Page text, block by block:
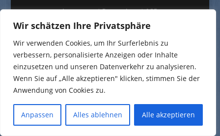
Wir schätzen Ihre Privatsphäre
Wir verwenden Cookies, um Ihr Surferlebnis zu
verbessern, personalisierte Anzeigen oder Inhalte
einzusetzen und unseren Datenverkehr zu analysieren.
Wenn Sie auf „Alle akzeptieren" klicken, stimmen Sie der
Anwendung von Cookies zu.
Anpassen Alles ablehnen Alle akzeptieren
Impressum|Datenschutz|AGB